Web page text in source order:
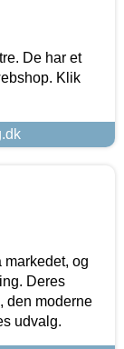
De har et
Klik
markedet, og
Deres
den moderne
udvalg.